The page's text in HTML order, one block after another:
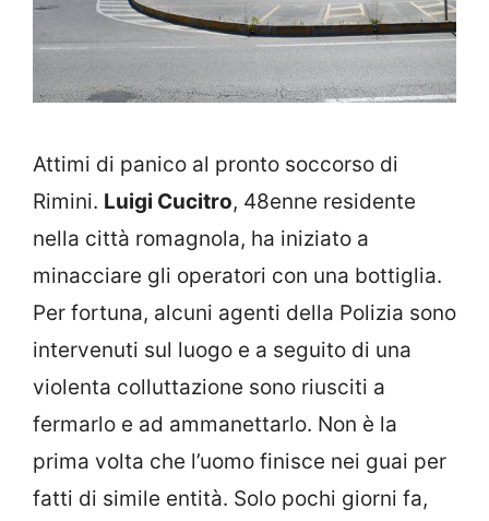
Attimi di panico al pronto soccorso di
Rimini. Luigi Cucitro, 48enne residente
nella città romagnola, ha iniziato a
minacciare gli operatori con una bottiglia.
Per fortuna, alcuni agenti della Polizia sono
intervenuti sul luogo e a seguito di una
violenta colluttazione sono riusciti a
fermarlo e ad ammanettarlo. Non è la
prima volta che l’uomo finisce nei guai per
fatti di simile entità. Solo pochi giorni fa,